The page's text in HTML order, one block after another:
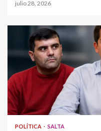
julio 28, 2026
POLÍTICA SALTA